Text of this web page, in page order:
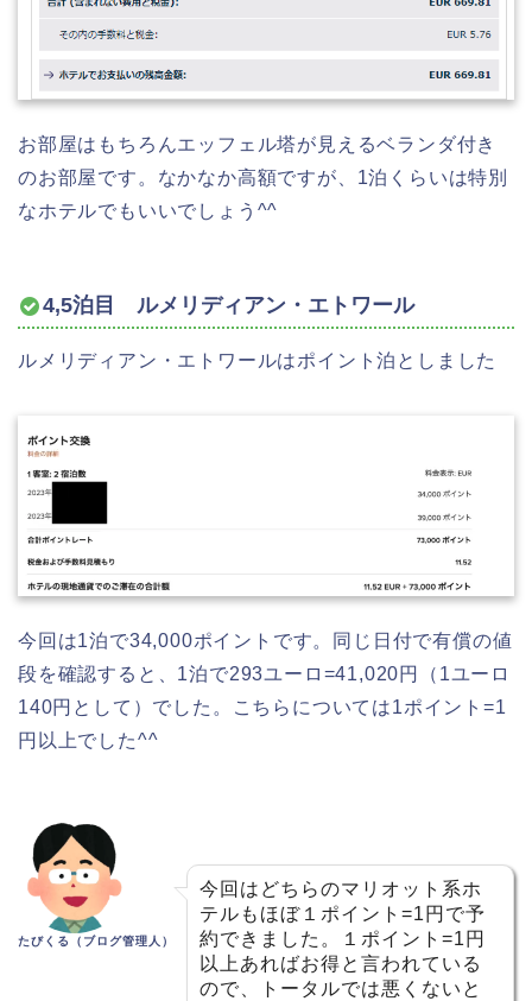
お部屋はもちろんエッフェル塔が見えるベランダ付き
のお部屋です。なかなか高額ですが、1泊くらいは特別
なホテルでもいいでしょう^^
4,5泊目 ルメリディアン・エトワール
ルメリディアン・エトワールはポイント泊としました
今回は1泊で34,000ポイントです。同じ日付で有償の値
段を確認すると、 1泊で293ユーロ=41,020円（1ユーロ
140円として）でした。こちらについては1ポイント=1
円以上でした^^
たびくる（ブログ管理人）
今回はどちらのマリオット系ホ
テルもほぼ１ポイント=1円で予
約できました。１ポイント=1円
以上あればお得と言われている
ので、トータルでは悪くないと